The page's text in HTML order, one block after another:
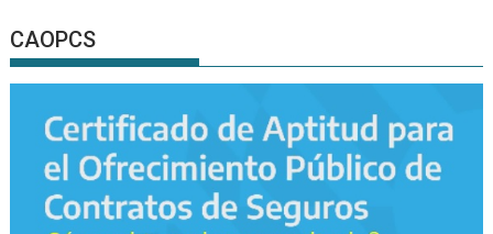
CAOPCS